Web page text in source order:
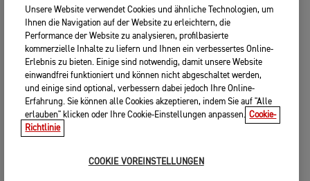
Unsere Website verwendet Cookies und ähnliche Technologien, um
Ihnen die Navigation auf der Website zu erleichtern, die
Performance der Website zu analysieren, profilbasierte
kommerzielle Inhalte zu liefern und Ihnen ein verbessertes Online-
Erlebnis zu bieten. Einige sind notwendig, damit unsere Website
einwandfrei funktioniert und können nicht abgeschaltet werden,
und einige sind optional, verbessern dabei jedoch Ihre Online-
Erfahrung. Sie können alle Cookies akzeptieren, indem Sie auf "Alle
erlauben" klicken oder Ihre Cookie-Einstellungen anpassen. Cookie-
Richtlinie
COOKIE VOREINSTELLUNGEN